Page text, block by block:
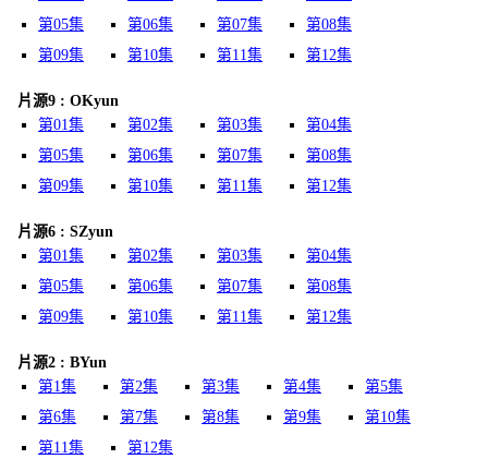
第05集
第06集 第07集
第08集
第09集
第10集 第11集 第12集
片源9 : OKyun
第01集
第02集 第03集
第04集
第05集
第06集 第07集
第08集
第09集
第10集 第11集 第12集
片源6 : SZyun
第01集
第02集 第03集
第04集
第05集
第06集 第07集
第08集
第09集
第10集 第11集 第12集
片源2 : BYun
第1集
第2集 第3集 第4集
第5集
第6集
第7集 第8集 第9集
第10集
第11集
第12集